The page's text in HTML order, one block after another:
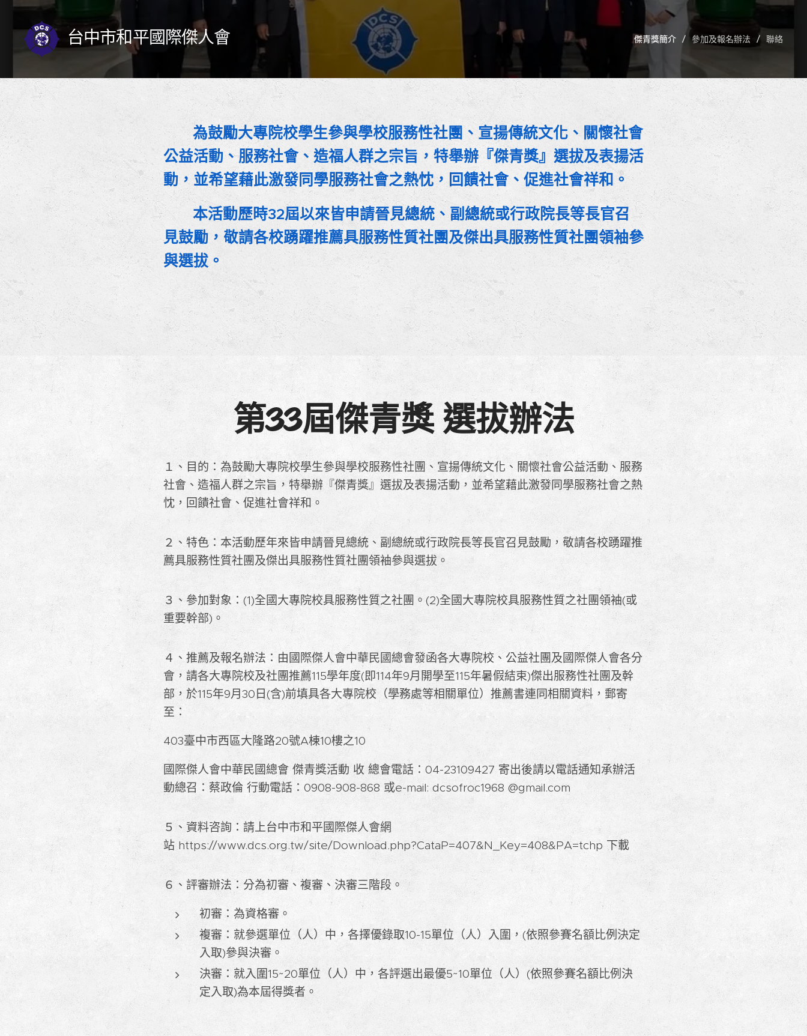
台中市和平國際傑人會 傑青獎簡介 參加及報名辦法 聯絡
為鼓勵大專院校學生參與學校服務性社團、宣揚傳統文化、關懷社會
公益活動、服務社會、造福人群之宗旨，特舉辦『傑青獎』選拔及表揚活
動，並希望藉此激發同學服務社會之熱忱，回饋社會、促進社會祥和。
本活動歷時32屆以來皆申請晉見總統、副總統或行政院長等長官召
見鼓勵，敬請各校踴躍推薦具服務性質社團及傑出具服務性質社團領袖參
與選拔。
第33屆傑青獎 選拔辦法
１、目的：為鼓勵大專院校學生參與學校服務性社團、宣揚傳統文化、關懷社會公益活動、服務
社會、造福人群之宗旨，特舉辦『傑青獎』選拔及表揚活動，並希望藉此激發同學服務社會之熱
忱，回饋社會、促進社會祥和。
２、特色：本活動歷年來皆申請晉見總統、副總統或行政院長等長官召見鼓勵，敬請各校踴躍推
薦具服務性質社團及傑出具服務性質社團領袖參與選拔。
３、參加對象：(1)全國大專院校具服務性質之社團。(2)全國大專院校具服務性質之社團領袖(或
重要幹部)。
４、推薦及報名辦法：由國際傑人會中華民國總會發函各大專院校、公益社團及國際傑人會各分
會，請各大專院校及社團推薦115學年度(即114年9月開學至115年暑假結束)傑出服務性社團及幹
部，於115年9月30日(含)前填具各大專院校（學務處等相關單位）推薦書連同相關資料，郵寄
至：
403臺中市西區大隆路20號A棟10樓之10
國際傑人會中華民國總會 傑青獎活動 收 總會電話：04-23109427 寄出後請以電話通知承辦活
動總召：蔡政倫 行動電話：0908-908-868 或e-mail: dcsofroc1968 @gmail.com
５、資料咨詢：請上台中市和平國際傑人會網
站 https://www.dcs.org.tw/site/Download.php?CataP=407&N_Key=408&PA=tchp 下載
６、評審辦法：分為初審、複審、決審三階段。
初審：為資格審。
複審：就參選單位（人）中，各擇優錄取10-15單位（人）入圍，(依照參賽名額比例決定
入取)參與決審。
決審：就入圍15~20單位（人）中，各評選出最優5~10單位（人）(依照參賽名額比例決
定入取)為本屆得獎者。